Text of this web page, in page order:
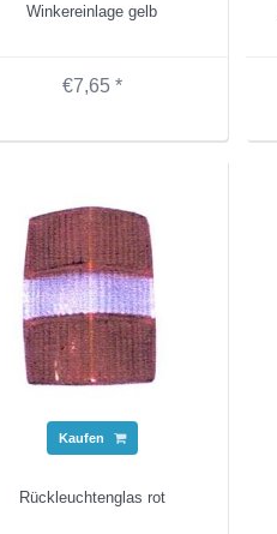
Winkereinlage gelb
€7,65 *
Kaufen
Rückleuchtenglas rot